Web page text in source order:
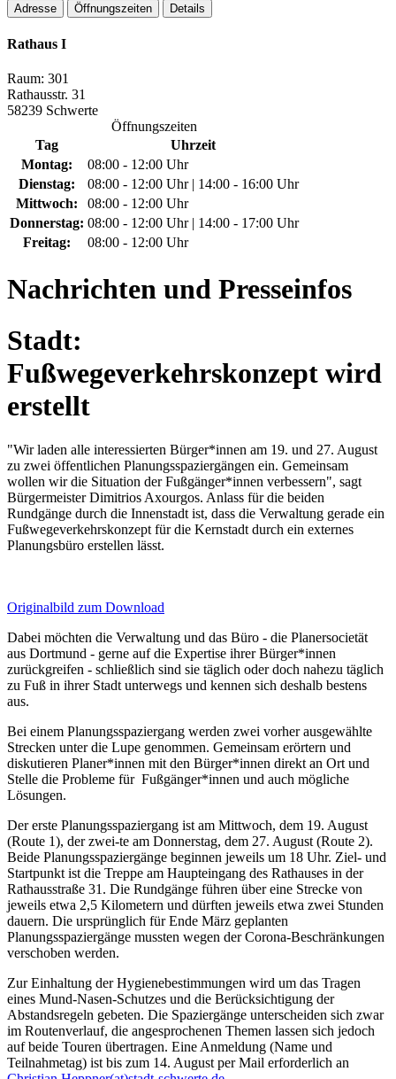
Adresse Öffnungszeiten Details
Rathaus I
Raum: 301
Rathausstr. 31
58239 Schwerte
Öffnungszeiten
Tag
Uhrzeit
Montag:
08:00 - 12:00 Uhr
Dienstag:
08:00 - 12:00 Uhr | 14:00 - 16:00 Uhr
Mittwoch:
08:00 - 12:00 Uhr
Donnerstag: 08:00 - 12:00 Uhr | 14:00 - 17:00 Uhr
Freitag:
08:00 - 12:00 Uhr
Nachrichten und Presseinfos
Stadt:
Fußwegeverkehrskonzept wird
erstellt
"Wir laden alle interessierten Bürger*innen am 19. und 27. August
zu zwei öffentlichen Planungsspaziergängen ein. Gemeinsam
wollen wir die Situation der Fußgänger*innen verbessern", sagt
Bürgermeister Dimitrios Axourgos. Anlass für die beiden
Rundgänge durch die Innenstadt ist, dass die Verwaltung gerade ein
Fußwegeverkehrskonzept für die Kernstadt durch ein externes
Planungsbüro erstellen lässt.
Originalbild zum Download
Dabei möchten die Verwaltung und das Büro - die Planersocietät
aus Dortmund - gerne auf die Expertise ihrer Bürger*innen
zurückgreifen - schließlich sind sie täglich oder doch nahezu täglich
zu Fuß in ihrer Stadt unterwegs und kennen sich deshalb bestens
aus.
Bei einem Planungsspaziergang werden zwei vorher ausgewählte
Strecken unter die Lupe genommen. Gemeinsam erörtern und
diskutieren Planer*innen mit den Bürger*innen direkt an Ort und
Stelle die Probleme für Fußgänger*innen und auch mögliche
Lösungen.
Der erste Planungsspaziergang ist am Mittwoch, dem 19. August
(Route 1), der zwei-te am Donnerstag, dem 27. August (Route 2).
Beide Planungsspaziergänge beginnen jeweils um 18 Uhr. Ziel- und
Startpunkt ist die Treppe am Haupteingang des Rathauses in der
Rathausstraße 31. Die Rundgänge führen über eine Strecke von
jeweils etwa 2,5 Kilometern und dürften jeweils etwa zwei Stunden
dauern. Die ursprünglich für Ende März geplanten
Planungsspaziergänge mussten wegen der Corona-Beschränkungen
verschoben werden.
Zur Einhaltung der Hygienebestimmungen wird um das Tragen
eines Mund-Nasen-Schutzes und die Berücksichtigung der
Abstandsregeln gebeten. Die Spaziergänge unterscheiden sich zwar
im Routenverlauf, die angesprochenen Themen lassen sich jedoch
auf beide Touren übertragen. Eine Anmeldung (Name und
Teilnahmetag) ist bis zum 14. August per Mail erforderlich an